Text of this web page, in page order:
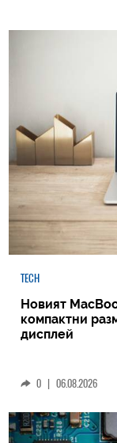
TECH
Новият
компактни
дисплей
0 | 06.08.2026